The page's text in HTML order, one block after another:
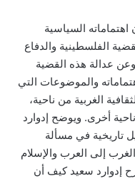
اهتماماته السياسية
الفلسطينية والدفاع
عدالة هذه القضية
والموضوعات التي
الغربية من ناحية،
أخرى. ويوضح إدوارد
تاريخية في مسألة
إلى العرب والإسلام
إدوارد سعيد كيف أن